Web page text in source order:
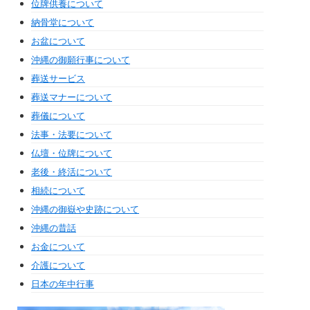
位牌供養について
納骨堂について
お盆について
沖縄の御願行事について
葬送サービス
葬送マナーについて
葬儀について
法事・法要について
仏壇・位牌について
老後・終活について
相続について
沖縄の御嶽や史跡について
沖縄の昔話
お金について
介護について
日本の年中行事